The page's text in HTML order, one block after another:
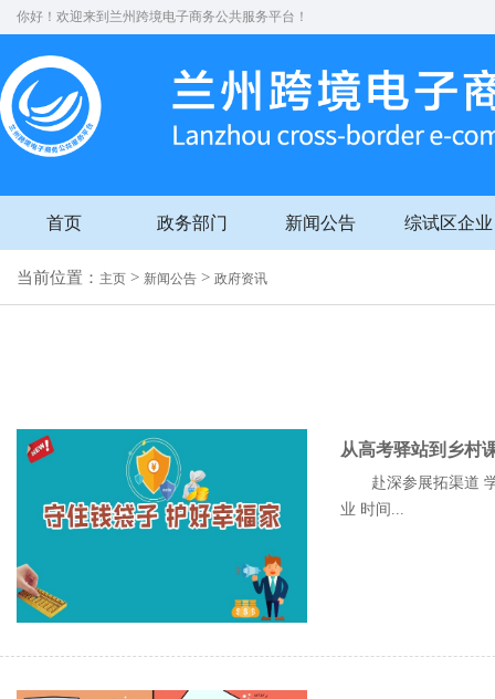
你好！欢迎来到兰州跨境电子商务公共服务平台！
首页 政务部门 新闻公告 综试区企业
当前位置： 主页 > 新闻公告 > 政府资讯
从高考驿站到乡村
赴深参展拓渠道
业 时间...